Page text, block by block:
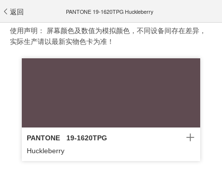
返回 PANTONE 19-1620TPG Huckleberry
使用声明： 屏幕颜色及数值为模拟颜色，不同设备间存在差异，
实际生产请以最新实物色卡为准！
PANTONE
19-1620TPG
Huckleberry